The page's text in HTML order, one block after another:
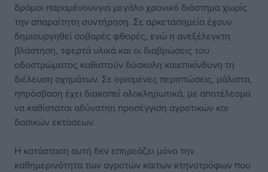
δρόμοι παραμένουνγια μεγάλο χρονικό διάστημα χωρίς
την απαραίτητη συντήρηση. Σε αρκετάσημεία έχουν
δημιουργηθεί σοβαρές φθορές, ενώ η ανεξέλεγκτη
βλάστηση, τφερτά υλικά και οι διαβρώσεις του
οδοστρώματος καθιστούν δύσκολη καιεπικίνδυνη τη
διέλευση οχημάτων. Σε ορισμένες περιπτώσεις, μάλιστα,
ηπρόσβαση έχει διακοπεί ολοκληρωτικά, με αποτέλεσμα
να καθίσταται αδύνατηη προσέγγιση αγροτικών και
δασικών εκτάσεων.
Η κατάσταση αυτή δεν επηρεάζει μόνο την
καθημερινότητα των αγροτών καιτων κτηνοτρόφων που